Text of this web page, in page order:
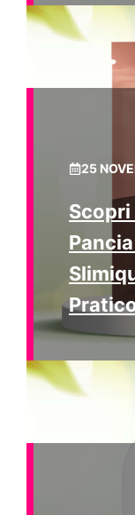
25
Scopri